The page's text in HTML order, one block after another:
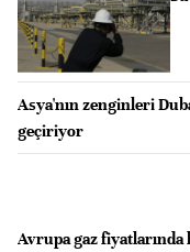
Asya'nın zenginleri
geçiriyor
Avrupa gaz fiyatlarında